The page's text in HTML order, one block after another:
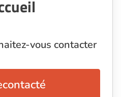
vous contacter